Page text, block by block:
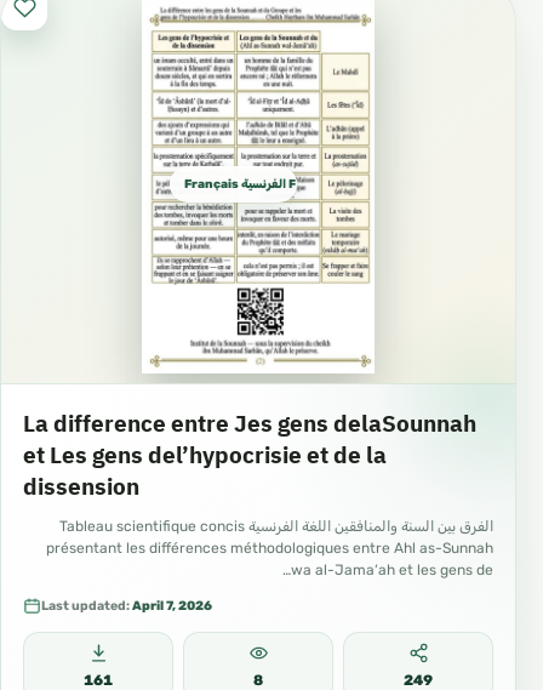
Français الفرنسية French
La difference entre Jes gens delaSounnah
et Les gens del’hypocrisie et de la
dissension
الفرق بين السنة والمنافقين اللغة الفرنسية Tableau scientifique concis
présentant les différences méthodologiques entre Ahl as-Sunnah
wa al-Jama‘ah et les gens de…
Last updated:April 7, 2026
161 8 249